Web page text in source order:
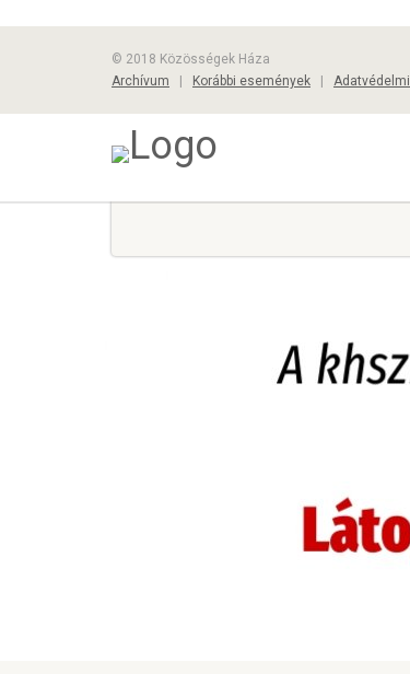
© 2018 Közösségek Háza
Archívum
Korábbi események